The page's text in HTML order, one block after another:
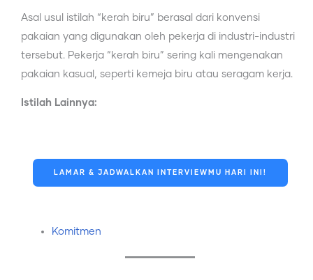
Asal usul istilah “kerah biru” berasal dari konvensi
pakaian yang digunakan oleh pekerja di industri-industri
tersebut. Pekerja “kerah biru” sering kali mengenakan
pakaian kasual, seperti kemeja biru atau seragam kerja.
Istilah Lainnya:
LAMAR & JADWALKAN INTERVIEWMU HARI INI!
Komitmen